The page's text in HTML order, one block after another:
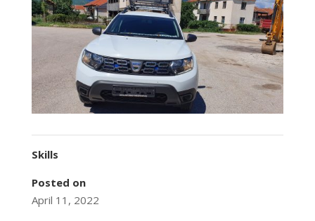
Skills
Posted on
April 11, 2022